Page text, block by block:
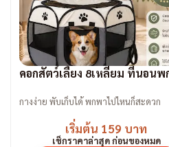
คอกสัตว์เลี้ยง 8เหลี่ยม ที่นอนพ
กางง่าย พับเก็บได้ พกพาไปไหนก็สะดวก
เริ่มต้น 159 บาท
เช็กราคาล่าสุด ก่อนของหมด